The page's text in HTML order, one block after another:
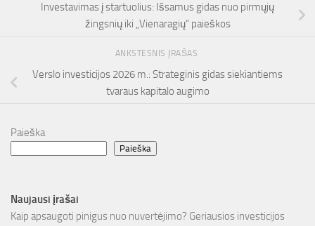
Investavimas į startuolius: Išsamus gidas nuo pirmųjų
žingsnių iki „Vienaragių“ paieškos
ANKSTESNIS ĮRAŠAS
Verslo investicijos 2026 m.: Strateginis gidas siekiantiems
tvaraus kapitalo augimo
Paieška
Paieška
Naujausi įrašai
Kaip apsaugoti pinigus nuo nuvertėjimo? Geriausios investicijos